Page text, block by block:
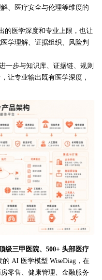
、医疗安全与伦理等维度的
的医学深度和专业上限，也让
学理解、证据组织、风险判
一步与知识库、证据链、规则
让专业输出既有医学深度，
级三甲医院、 500+ 头部医疗
AI 医学模型 WiseDiag，在
零售、健康管理、金融服务